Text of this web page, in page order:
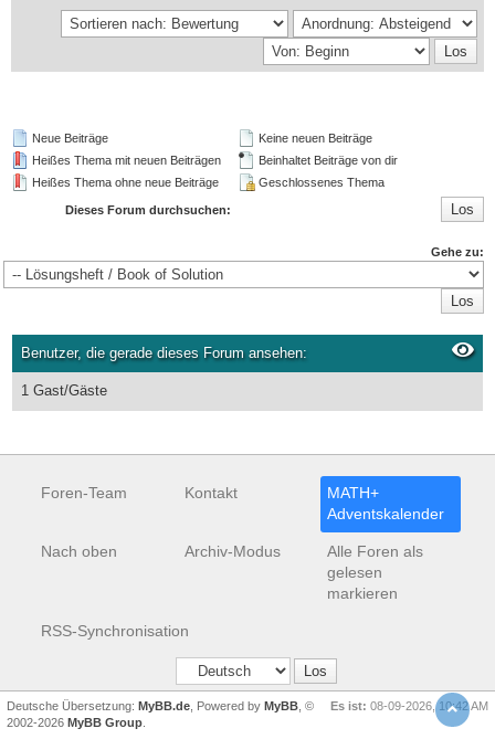
Neue Beiträge
Heißes Thema mit neuen Beiträgen
Heißes Thema ohne neue Beiträge
Keine neuen Beiträge
Beinhaltet Beiträge von dir
Geschlossenes Thema
Dieses Forum durchsuchen:
Gehe zu:
Benutzer, die gerade dieses Forum ansehen:
1 Gast/Gäste
Foren-Team Kontakt
MATH+
Adventskalender
Nach oben Archiv-Modus
Alle Foren als
gelesen
markieren
RSS-Synchronisation
Es ist: 08-09-2026, 10:42 AM
Deutsche Übersetzung: MyBB.de, Powered by MyBB, ©
2002-2026 MyBB Group.